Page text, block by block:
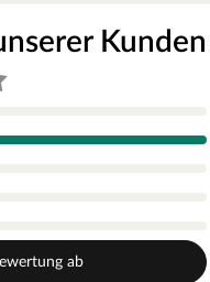
der Dielen;
max. 15-20% Holzfeuchte
Kunden
ab